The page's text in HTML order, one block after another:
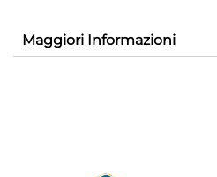
Maggiori Informazioni